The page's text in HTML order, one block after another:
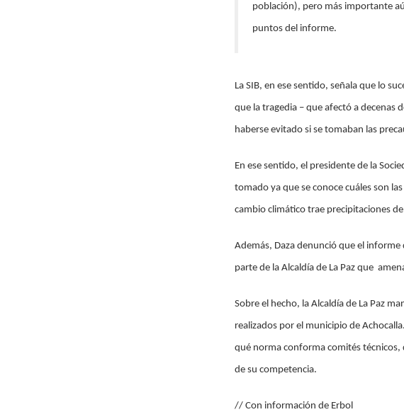
población), pero más importante
puntos del informe.
La SIB, en ese sentido, señala que lo
que la tragedia – que afectó a decenas
haberse evitado si se tomaban las
En ese sentido, el presidente de la
tomado ya que se conoce cuáles son
cambio climático trae precipitaciones
Además, Daza denunció que el informe
parte de la Alcaldía de La Paz que
Sobre el hecho, la Alcaldía de La Paz
realizados por el municipio de
qué norma conforma comités técnicos,
de su competencia.
// Con información de Erbol